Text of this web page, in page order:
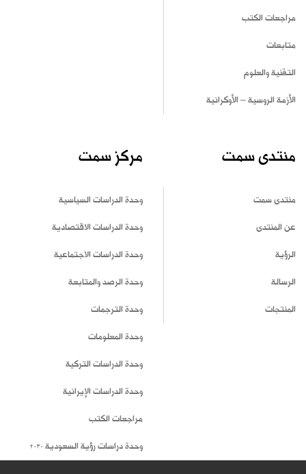
مراجعات الكتب
متابعات
التقنية والعلوم
الأزمة الروسية – الأوكرانية
منتدى سمت
منتدى سمت
عن المنتدى
الرؤية
الرسالة
المنتجات
مركز سمت
وحدة الدراسات السياسية
وحدة الدراسات الاقتصادية
وحدة الدراسات الاجتماعية
وحدة الرصد والمتابعة
وحدة الترجمات
وحدة المعلومات
وحدة الدراسات التركية
وحدة الدراسات الإيرانية
مراجعات الكتب
وحدة دراسات رؤية السعودية 2030